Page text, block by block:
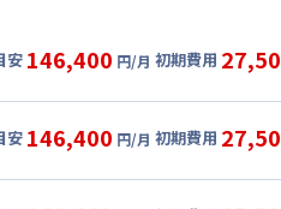
安 146,400 円/月 初期費用
102,000円/月 (3,400円/日)
他 : 24,000円/月 (800円/日) (税
安 146,400 円/月 初期費用